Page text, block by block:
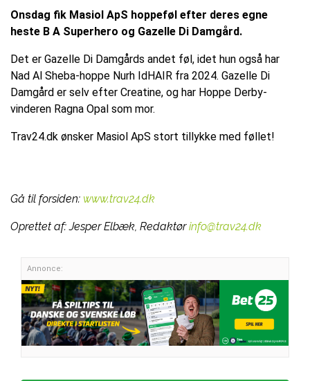
Onsdag fik Masiol ApS hoppeføl efter deres egne
heste B A Superhero og Gazelle Di Damgård.
Det er Gazelle Di Damgårds andet føl, idet hun også har
Nad Al Sheba-hoppe Nurh IdHAIR fra 2024. Gazelle Di
Damgård er selv efter Creatine, og har Hoppe Derby-
vinderen Ragna Opal som mor.
Trav24.dk ønsker Masiol ApS stort tillykke med føllet!
Gå til forsiden: www.trav24.dk
Oprettet af:Jesper Elbæk, Redaktør info@trav24.dk
Annonce: